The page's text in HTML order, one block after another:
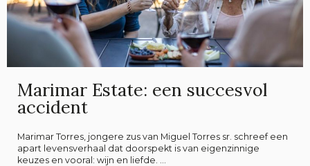
Marimar Estate: een succesvol
accident
Marimar Torres, jongere zus van Miguel Torres sr. schreef een
apart levensverhaal dat doorspekt is van eigenzinnige
keuzes en vooral: wijn en liefde. ...